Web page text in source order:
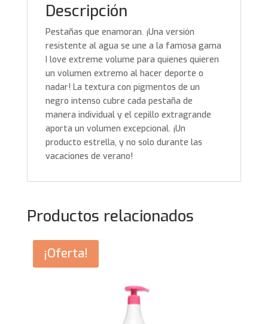
Descripción
Pestañas que enamoran. ¡Una versión
resistente al agua se une a la famosa gama
I love extreme volume para quienes quieren
un volumen extremo al hacer deporte o
nadar! La textura con pigmentos de un
negro intenso cubre cada pestaña de
manera individual y el cepillo extragrande
aporta un volumen excepcional. ¡Un
producto estrella, y no solo durante las
vacaciones de verano!
Productos relacionados
¡Oferta!